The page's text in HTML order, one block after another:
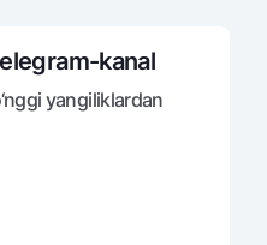
kanal
yangiliklardan